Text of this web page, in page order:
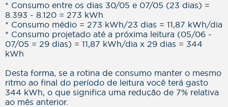
* Consumo entre os dias 30/05 e 07/05 (23 dias) =
8.393 - 8.120 = 273 kWh
* Consumo médio = 273 kWh/23 dias = 11,87 kWh/dia
* Consumo projetado até a próxima leitura (05/06 -
07/05 = 29 dias) = 11,87 kWh/dia x 29 dias = 344
kWh
Desta forma, se a rotina de consumo manter o mesmo
ritmo ao final do período de leitura você terá gasto
344 kWh, o que significa uma redução de 7% relativa
ao mês anterior.